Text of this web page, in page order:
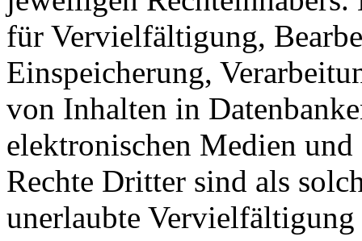
für Vervielfältigung,
Einspeicherung,
von Inhalten in
elektronischen Medien
Rechte Dritter sind als
unerlaubte Vervielfältigung